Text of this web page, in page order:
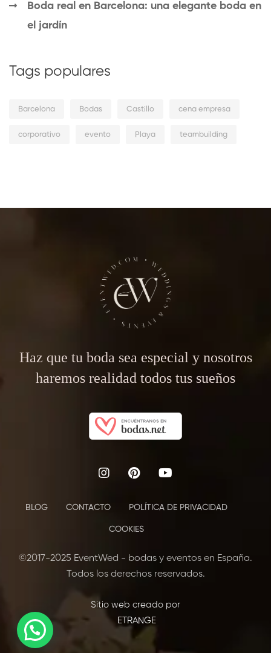
Boda real en Barcelona: una elegante boda en
el jardín
Tags populares
Barcelona Bodas Castillo cena empresa
corporativo evento Playa teambuilding
Haz que tu boda sea especial y nosotros
haremos realidad todos tus sueños
BLOG CONTACTO POLÍTICA DE PRIVACIDAD
COOKIES
©2017-2025 EventWed - bodas y eventos en España.
Todos los derechos reservados.
Sitio web creado por
ETRANGE